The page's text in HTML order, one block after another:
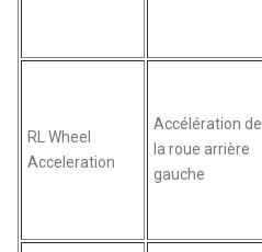
RL Wheel
Acceleration
Accélération de
la roue arrière
gauche